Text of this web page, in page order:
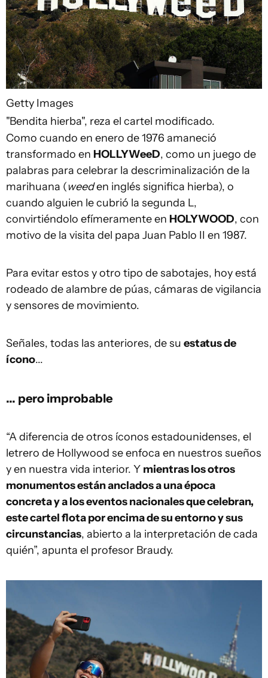
Getty Images
"Bendita hierba", reza el cartel modificado.
Como cuando en enero de 1976 amaneció
transformado en HOLLYWeeD, como un juego de
palabras para celebrar la descriminalización de la
marihuana (weeden inglés significa hierba), o
cuando alguien le cubrió la segunda L,
convirtiéndolo efímeramente en HOLYWOOD, con
motivo de la visita del papa Juan Pablo II en 1987.
Para evitar estos y otro tipo de sabotajes, hoy está
rodeado de alambre de púas, cámaras de vigilancia
y sensores de movimiento.
Señales, todas las anteriores, de su estatus de
ícono...
... pero improbable
“A diferencia de otros íconos estadounidenses, el
letrero de Hollywood se enfoca en nuestros sueños
y en nuestra vida interior. Y mientras los otros
monumentos están anclados a una época
concreta y a los eventos nacionales que celebran,
este cartel flota por encima de su entorno y sus
circunstancias, abierto a la interpretación de cada
quién”, apunta el profesor Braudy.